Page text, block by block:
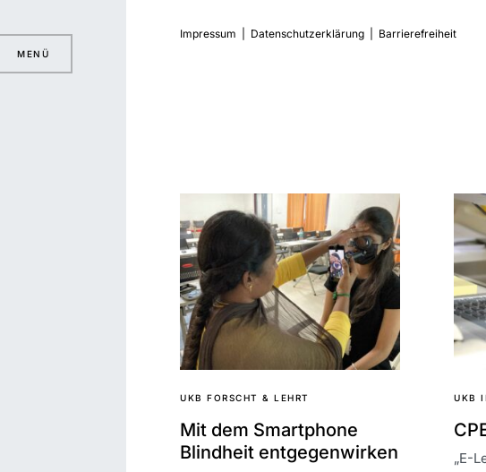
MENÜ
Impressum Datenschutzerklärung Barrierefreiheit
UKB FORSCHT & LEHRT
Mit dem Smartphone
Blindheit entgegenwirken
UKB
„E-